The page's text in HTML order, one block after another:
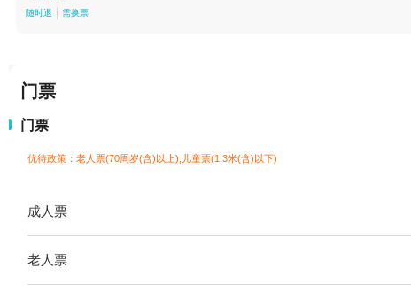
随时退 需换票
门票
门票
优待政策：老人票(70周岁(含)以上),儿童票(1.3米(含)以下)
成人票
老人票